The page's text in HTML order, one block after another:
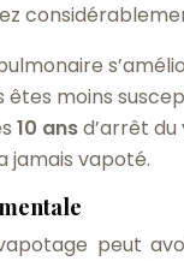
êtes moins
10 ansd’arrêt
jamais vapoté.
peut